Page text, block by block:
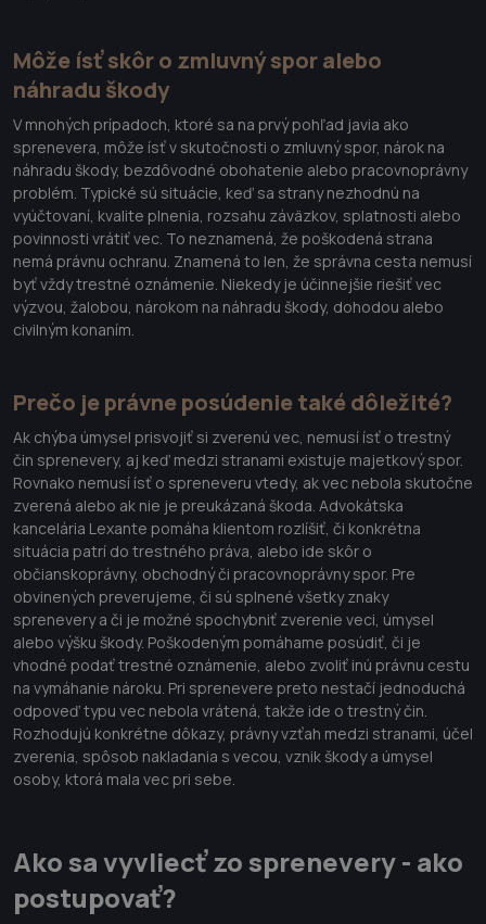
Môže ísť skôr o zmluvný spor alebo
náhradu škody
V mnohých prípadoch, ktoré sa na prvý pohľad javia ako
sprenevera, môže ísť v skutočnosti o zmluvný spor, nárok na
náhradu škody, bezdôvodné obohatenie alebo pracovnoprávny
problém. Typické sú situácie, keď sa strany nezhodnú na
vyúčtovaní, kvalite plnenia, rozsahu záväzkov, splatnosti alebo
povinnosti vrátiť vec. To neznamená, že poškodená strana
nemá právnu ochranu. Znamená to len, že správna cesta nemusí
byť vždy trestné oznámenie. Niekedy je účinnejšie riešiť vec
výzvou, žalobou, nárokom na náhradu škody, dohodou alebo
civilným konaním.
Prečo je právne posúdenie také dôležité?
Ak chýba úmysel prisvojiť si zverenú vec, nemusí ísť o trestný
čin sprenevery, aj keď medzi stranami existuje majetkový spor.
Rovnako nemusí ísť o spreneveru vtedy, ak vec nebola skutočne
zverená alebo ak nie je preukázaná škoda. Advokátska
kancelária Lexante pomáha klientom rozlíšiť, či konkrétna
situácia patrí do trestného práva, alebo ide skôr o
občianskoprávny, obchodný či pracovnoprávny spor. Pre
obvinených preverujeme, či sú splnené všetky znaky
sprenevery a či je možné spochybniť zverenie veci, úmysel
alebo výšku škody. Poškodeným pomáhame posúdiť, či je
vhodné podať trestné oznámenie, alebo zvoliť inú právnu cestu
na vymáhanie nároku. Pri sprenevere preto nestačí jednoduchá
odpoveď typu vec nebola vrátená, takže ide o trestný čin.
Rozhodujú konkrétne dôkazy, právny vzťah medzi stranami, účel
zverenia, spôsob nakladania s vecou, vznik škody a úmysel
osoby, ktorá mala vec pri sebe.
Ako sa vyvliecť zo sprenevery - ako
postupovať?